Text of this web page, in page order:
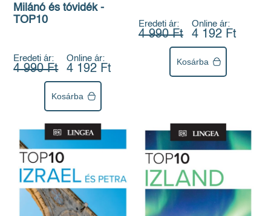
Milánó és tóvidék -
TOP10
Eredeti ár:
4 990 Ft
Online ár:
4 192 Ft
Kosárba
Eredeti ár:
4 990 Ft
Online ár:
4 192 Ft
Kosárba